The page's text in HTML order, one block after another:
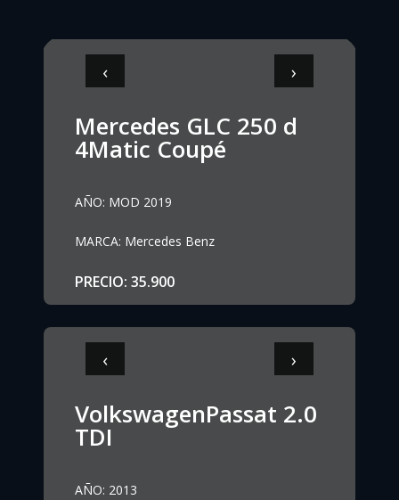
‹ ›
Mercedes GLC 250 d
4Matic Coupé
AÑO: MOD 2019
MARCA: Mercedes Benz
PRECIO:35.900
‹ ›
VolkswagenPassat 2.0
TDI
AÑO: 2013